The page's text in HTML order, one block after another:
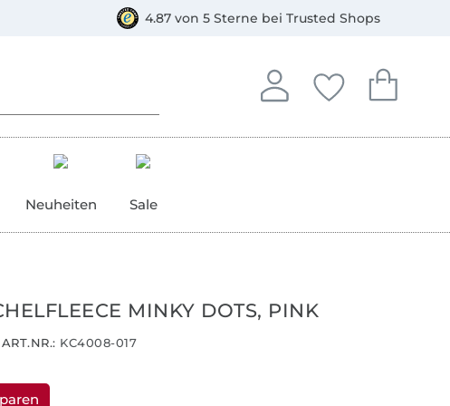
4.87 von 5 Sterne bei Trusted Shops
Anmelden
In deinem Konto
Deine
Du hast keine
Dein
Du hast
Neuheiten Sale
MINKY DOTS, PINK
ART.NR.: KC4008-017
Vorkasse